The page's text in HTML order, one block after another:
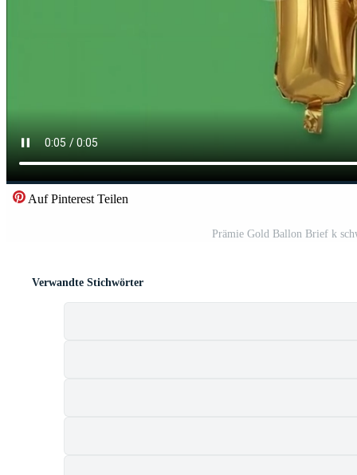
Auf Pinterest Teilen
Prämie Gold Ballon Brief k
Verwandte Stichwörter